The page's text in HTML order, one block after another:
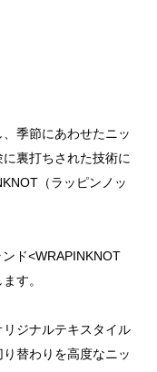
季節にあわせたニッ
裏打ちされた技術に
（ラッピンノッ
ド<WRAPINKNOT
す。
ジナルテキスタイル
替わりを高度なニッ